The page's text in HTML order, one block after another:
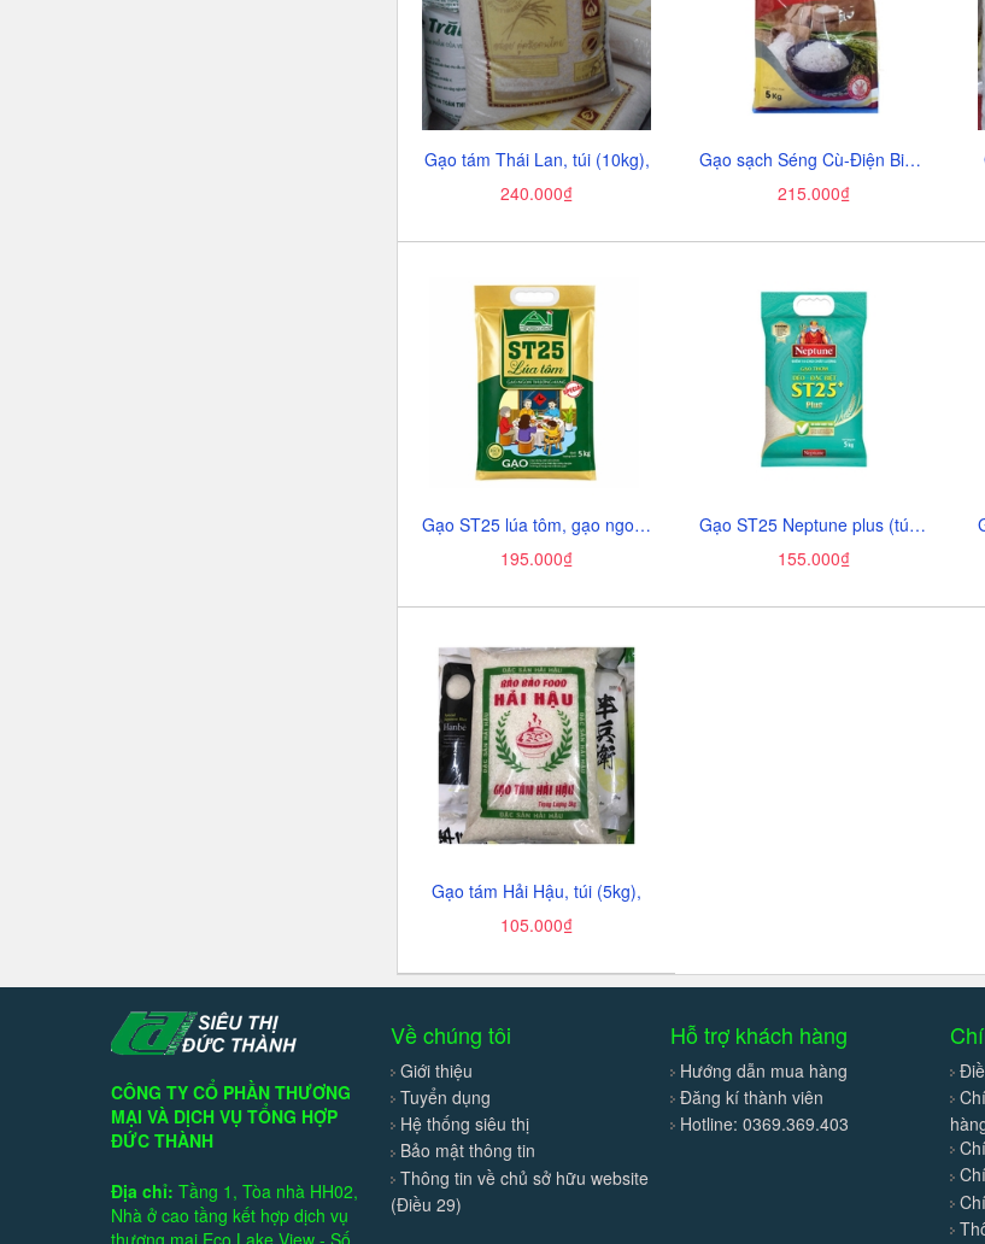
Gạo tám Thái Lan, túi (10kg),
240.000₫
Gạo sạch Séng Cù-Điện Biên, túi (5kg),
215.000₫
Gạo ST25 lúa tôm, gạo ngon thượng hạng-AI, túi (5kg),
195.000₫
Gạo ST25 Neptune plus (túi 5kg)
155.000₫
Gạo tám Hải Hậu, túi (5kg),
105.000₫
CÔNG TY CỔ PHẦN THƯƠNG
MẠI VÀ DỊCH VỤ TỔNG HỢP
ĐỨC THÀNH
Địa chỉ: Tầng 1, Tòa nhà HH02,
Nhà ở cao tầng kết hợp dịch vụ
thương mại Eco Lake View - Số
Về chúng tôi
Giới thiệu
Tuyển dụng
Hệ thống siêu thị
Bảo mật thông tin
Thông tin về chủ sở hữu website
(Điều 29)
Hỗ trợ khách hàng
Hướng dẫn mua hàng
Đăng kí thành viên
Hotline: 0369.369.403